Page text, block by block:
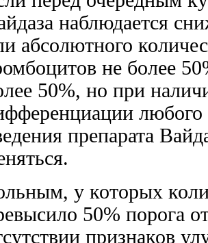
наблюдается
абсолютного
не более
50%, но при
любого
препарата
у которых
50% порога
признаков